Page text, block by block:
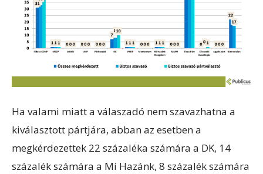
Ha valami miatt a válaszadó nem szavazhatna a
kiválasztott pártjára, abban az esetben a
megkérdezettek 22 százaléka számára a DK, 14
százalék számára a Mi Hazánk, 8 százalék számára